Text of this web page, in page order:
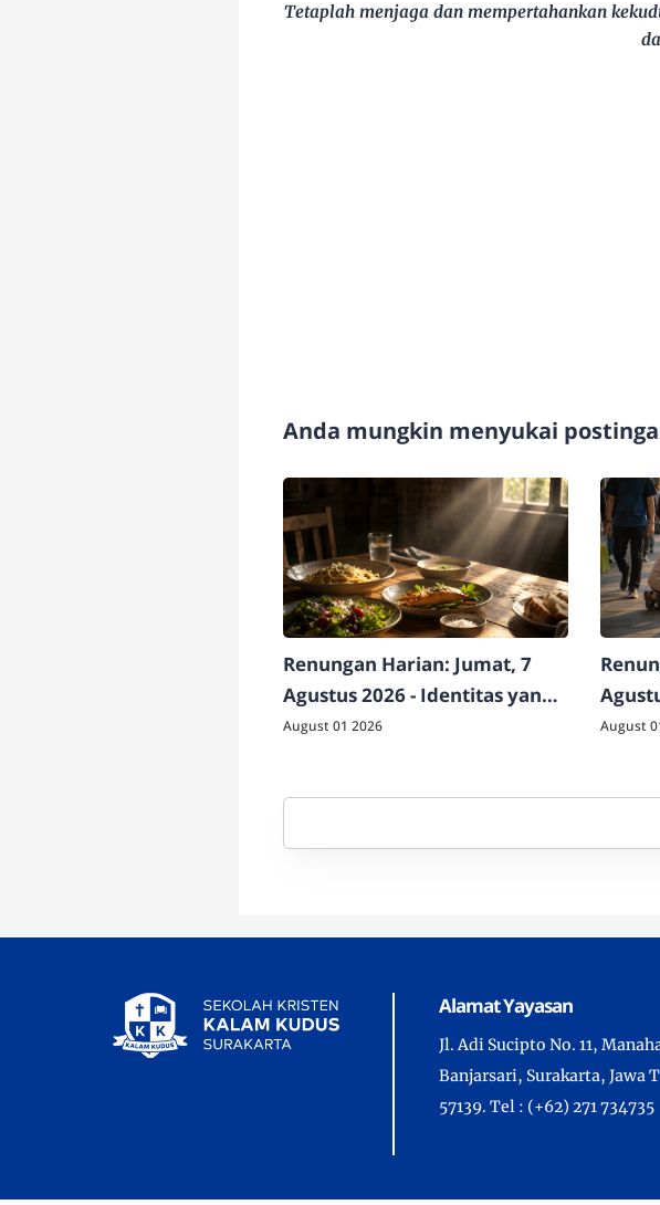
Tetaplah menjaga dan mempertahankan
Anda mungkin menyukai
Renungan Harian: Jumat, 7
Agustus 2026 - Identitas yang
Berdampak
August 01 2026
Luar
August
Alamat Yayasan
Jl. Adi Sucipto No. 11,
Banjarsari, Surakarta, Jawa
57139. Tel : (+62) 271 734735